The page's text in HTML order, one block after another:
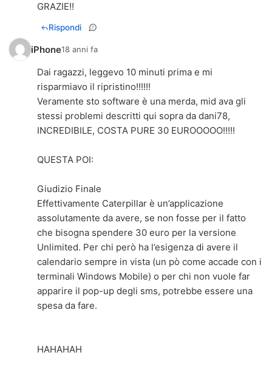
GRAZIE!!
Rispondi
iPhone18 anni fa
Dai ragazzi, leggevo 10 minuti prima e mi
risparmiavo il ripristino!!!!!!
Veramente sto software è una merda, mid ava gli
stessi problemi descritti qui sopra da dani78,
INCREDIBILE, COSTA PURE 30 EUROOOOO!!!!!
QUESTA POI:
Giudizio Finale
Effettivamente Caterpillar è un’applicazione
assolutamente da avere, se non fosse per il fatto
che bisogna spendere 30 euro per la versione
Unlimited. Per chi però ha l’esigenza di avere il
calendario sempre in vista (un pò come accade con i
terminali Windows Mobile) o per chi non vuole far
apparire il pop-up degli sms, potrebbe essere una
spesa da fare.
HAHAHAH